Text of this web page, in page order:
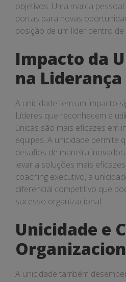
objetivos. Uma marca
portas para novas
posição de um líder dentro
Impacto da
na Liderança
A unicidade tem um impacto
Líderes que reconhecem e
únicas são mais eficazes em
equipes. A unicidade permite
desafios de maneira
levar a soluções mais
coaching executivo, a
diferencial competitivo que
sucesso organizacional.
Unicidade e
A unicidade também